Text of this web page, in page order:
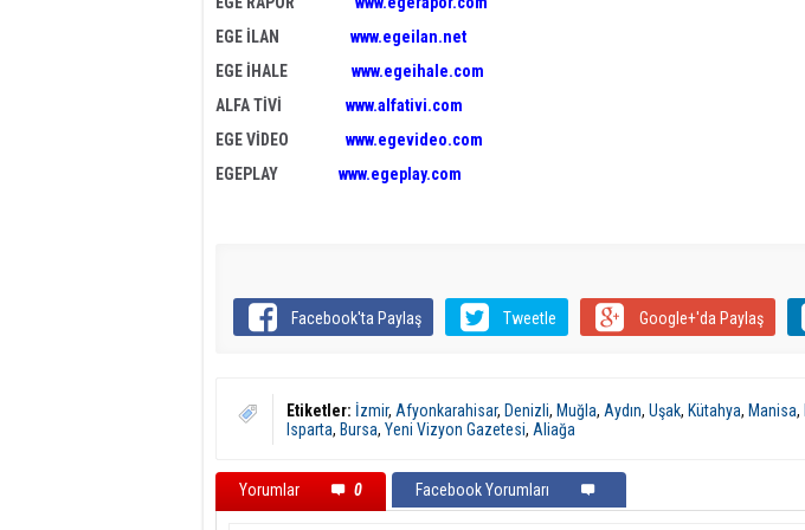
EGE İLAN www.egeilan.net
EGE İHALE www.egeihale.com
ALFA TİVİ www.alfativi.com
EGE VİDEO www.egevideo.com
EGEPLAY www.egeplay.com
Facebook'ta Paylaş Tweetle Google+'da Paylaş
Etiketler: İzmir, Afyonkarahisar, Denizli, Muğla, Aydın, Uşak, Kütahya, Manisa,
Isparta, Bursa, Yeni Vizyon Gazetesi, Aliağa
Yorumlar 0 Facebook Yorumları